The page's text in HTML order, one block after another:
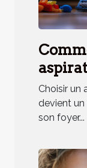
aux
avec
Choisir un
devient un
son foyer...